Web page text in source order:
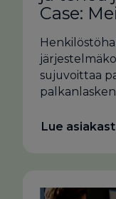
Case:
sujuvoittaa
Lue